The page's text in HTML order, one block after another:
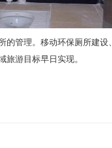
管理。移动环保厕所建设
游目标早日实现。